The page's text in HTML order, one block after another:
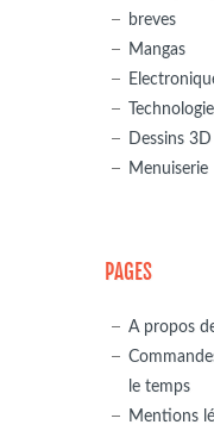
breves
Mangas
Dessins 3D
Menuiserie
PAGES
A propos
le temps
Mentions